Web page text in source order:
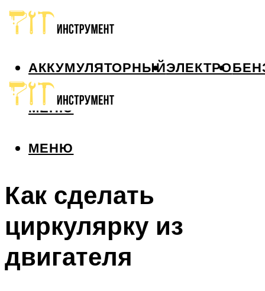
АККУМУЛЯТОРНЫЙЭЛЕКТРО
МЕНЮ
МЕНЮ
Как сделать
циркулярку из
двигателя